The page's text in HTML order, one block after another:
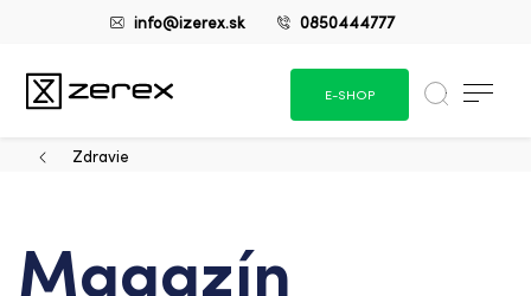
info@izerex.sk 0850444777
E-SHOP
Zdravie
Magazín